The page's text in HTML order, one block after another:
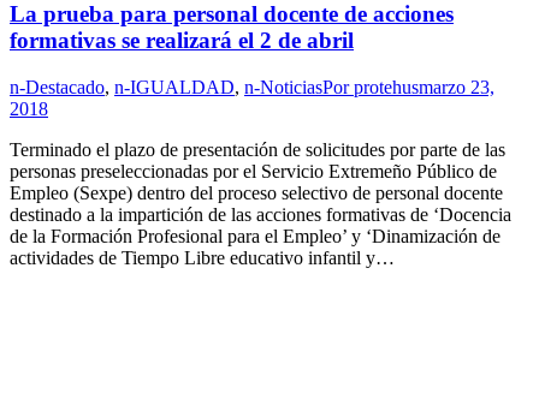
La prueba para personal docente de acciones
formativas se realizará el 2 de abril
n-Destacado, n-IGUALDAD, n-NoticiasPorprotehusmarzo 23,
2018
Terminado el plazo de presentación de solicitudes por parte de las
personas preseleccionadas por el Servicio Extremeño Público de
Empleo (Sexpe) dentro del proceso selectivo de personal docente
destinado a la impartición de las acciones formativas de ‘Docencia
de la Formación Profesional para el Empleo’ y ‘Dinamización de
actividades de Tiempo Libre educativo infantil y…